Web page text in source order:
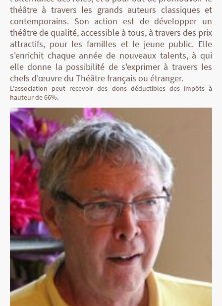
théâtre à travers les grands auteurs classiques et
contemporains. Son action est de développer un
théâtre de qualité, accessible à tous, à travers des prix
attractifs, pour les familles et le jeune public. Elle
s'enrichit chaque année de nouveaux talents, à qui
elle donne la possibilité de s'exprimer à travers les
chefs d'œuvre du Théâtre français ou étranger.
L'association peut recevoir des dons déductibles des impôts à
hauteur de 66%.